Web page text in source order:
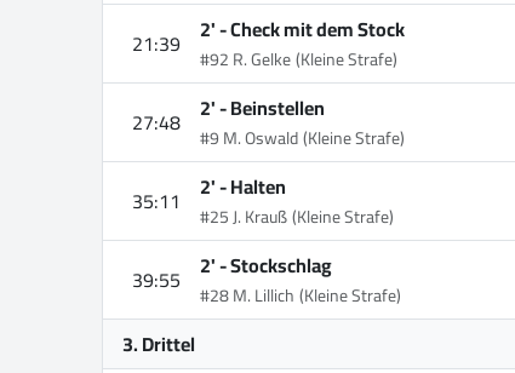
21:39 2' -Check mit dem Stock
#92 R. Gelke(Kleine Strafe)
27:48 2' -Beinstellen
#9 M. Oswald(Kleine Strafe)
35:11 2' -Halten
#25 J. Krauß(Kleine Strafe)
39:55 2' -Stockschlag
#28 M. Lillich(Kleine Strafe)
3. Drittel